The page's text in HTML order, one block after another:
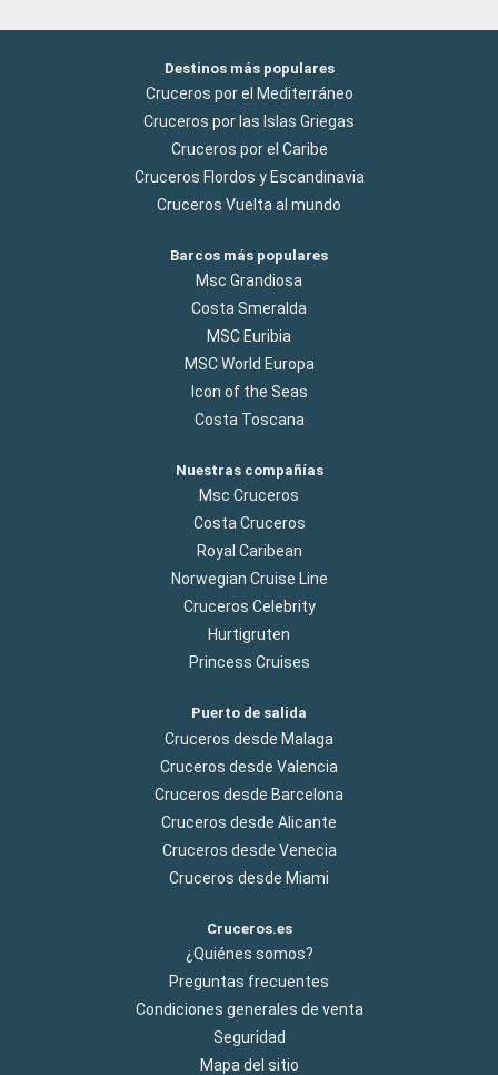
ESTATUAS DE HIELO, ETC, ETC) EN RESUMEN, EL CRUCERO
HA ESTADO BIEN PERO NO HA SIDO LO QUE ESPERABA.
Destinos más populares
Cruceros por el Mediterráneo
Cruceros por las Islas Griegas
Cruceros por el Caribe
Cruceros Flordos y Escandinavia
Cruceros Vuelta al mundo
Barcos más populares
Msc Grandiosa
Costa Smeralda
MSC Euribia
MSC World Europa
Icon of the Seas
Costa Toscana
Nuestras compañías
Msc Cruceros
Costa Cruceros
Royal Caribean
Norwegian Cruise Line
Cruceros Celebrity
Hurtigruten
Princess Cruises
Puerto de salida
Cruceros desde Malaga
Cruceros desde Valencia
Cruceros desde Barcelona
Cruceros desde Alicante
Cruceros desde Venecia
Cruceros desde Miami
Cruceros.es
¿Quiénes somos?
Preguntas frecuentes
Condiciones generales de venta
Seguridad
Mapa del sitio